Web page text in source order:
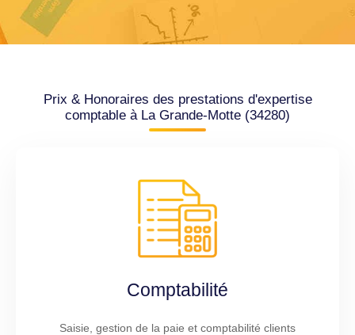
Prix & Honoraires des prestations d'expertise
comptable à La Grande-Motte (34280)
Comptabilité
Saisie, gestion de la paie et comptabilité clients